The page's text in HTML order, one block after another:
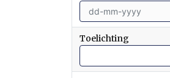
Toelichting